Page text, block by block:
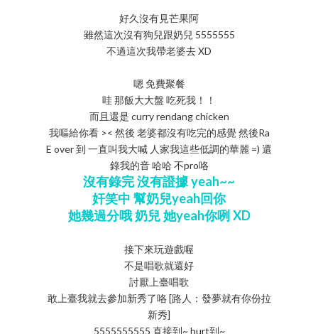
好久沒有見芒果阿
雖然這次沒有狗兒跟奶兒 5555555
不過這次我帶老婆去 XD
嗯 免費聚餐
哇 那飯大大盤 吃死我！！
而且還是 curry rendang chicken
我嘔給你看 >< 然後 老婆都沒有吃完的感覺 然後Ra
E over 到 一直叫我大喊 人家我這些低調的華麗 =) 還
錄我的音 哈哈 不pro咯
沒有錄完 沒有證據 yeah~~
奸笑中 幫奶兒yeah回你
她幾過分哦 奶兒 她yeah你咧 XD
接下來玩遊戲喔
不是唱歌就還好
討厭上臺唱歌
敢上臺我就去參加新秀了咯 [路人：發夢就有你份拉
新秀]
5555555555 直接到~ hurt到~